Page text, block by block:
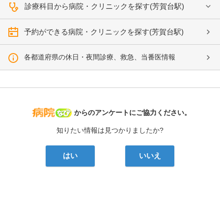
診療科目から病院・クリニックを探す(芳賀台駅)
予約ができる病院・クリニックを探す(芳賀台駅)
各都道府県の休日・夜間診療、救急、当番医情報
病院なび
からのアンケートにご協力ください。
知りたい情報は見つかりましたか?
はい いいえ